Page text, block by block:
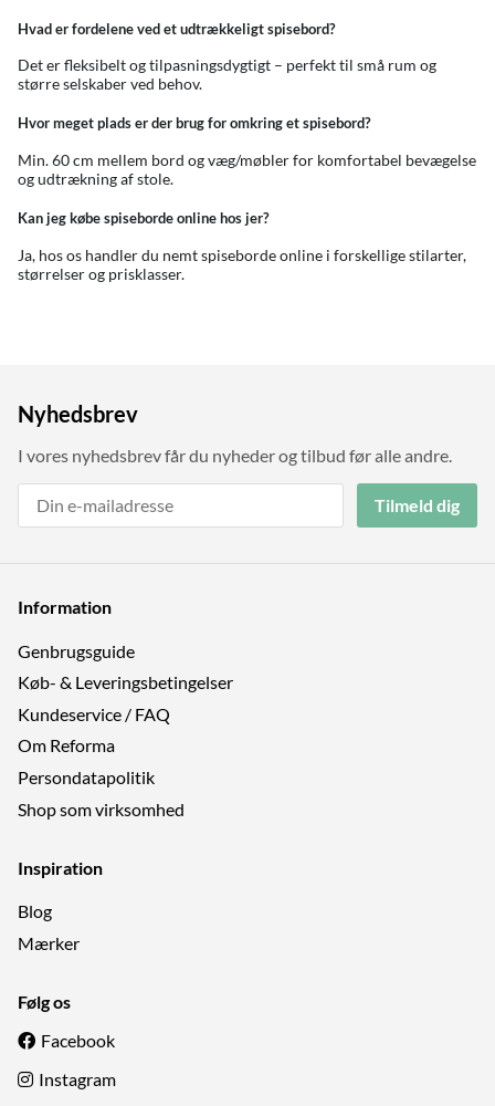
Hvad er fordelene ved et udtrækkeligt spisebord?
Det er fleksibelt og tilpasningsdygtigt – perfekt til små rum og
større selskaber ved behov.
Hvor meget plads er der brug for omkring et spisebord?
Min. 60 cm mellem bord og væg/møbler for komfortabel bevægelse
og udtrækning af stole.
Kan jeg købe spiseborde online hos jer?
Ja, hos os handler du nemt spiseborde online i forskellige stilarter,
størrelser og prisklasser.
Nyhedsbrev
I vores nyhedsbrev får du nyheder og tilbud før alle andre.
Tilmeld dig
Information
Genbrugs­guide
Køb- & Leveringsbetingelser
Kundeservice / FAQ
Om Reforma
Persondatapolitik
Shop som virksomhed
Inspiration
Blog
Mærker
Følg os
Facebook
Instagram